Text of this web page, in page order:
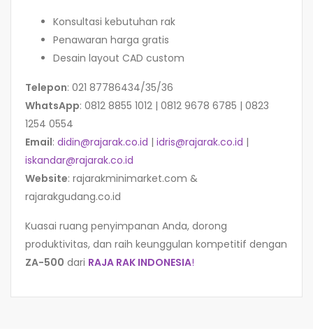
Konsultasi kebutuhan rak
Penawaran harga gratis
Desain layout CAD custom
Telepon: 021 87786434/35/36
WhatsApp: 0812 8855 1012 | 0812 9678 6785 | 0823
1254 0554
Email: didin@rajarak.co.id | idris@rajarak.co.id |
iskandar@rajarak.co.id
Website: rajarakminimarket.com &
rajarakgudang.co.id
Kuasai ruang penyimpanan Anda, dorong
produktivitas, dan raih keunggulan kompetitif dengan
ZA-500 dari RAJA RAK INDONESIA!